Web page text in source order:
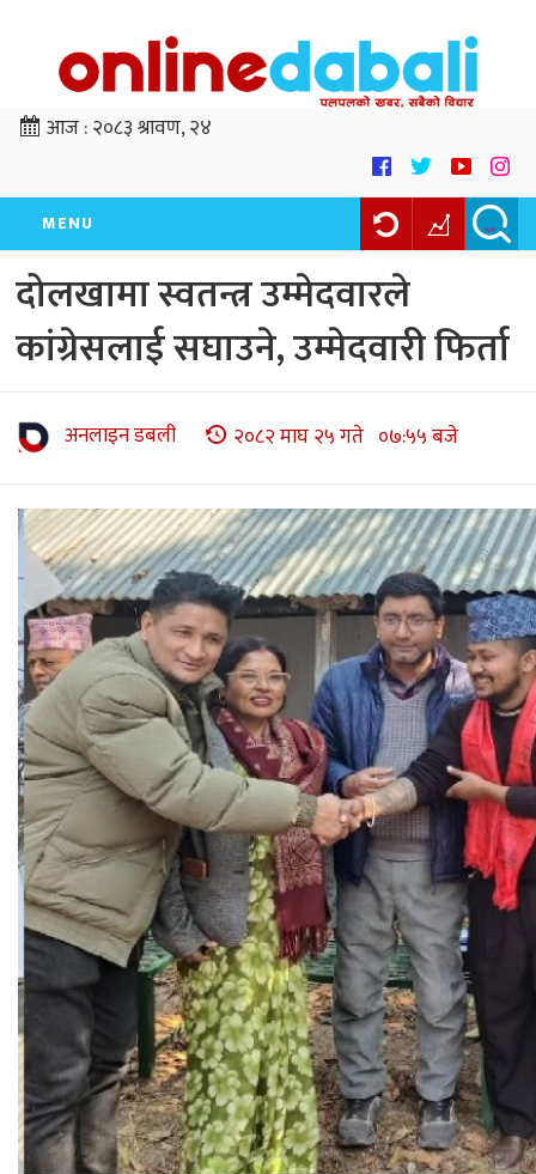
आज :२०८३ श्रावण, २४
MENU
दोलखामा स्वतन्त्र उम्मेदवारले
कांग्रेसलाई सघाउने, उम्मेदवारी फिर्ता
अनलाइन डबली २०८२ माघ २५ गते ०७:५५ बजे